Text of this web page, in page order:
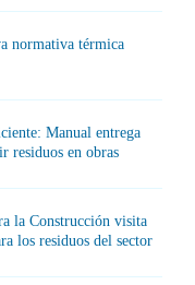
normativa térmica
Manual entrega
residuos en obras
la Construcción visita
los residuos del sector